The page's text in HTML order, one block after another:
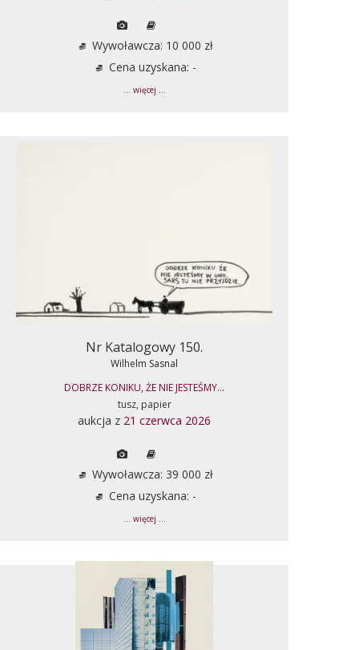
Wywoławcza: 10 000 zł
Cena uzyskana: -
... więcej ...
Nr Katalogowy 150.
Wilhelm Sasnal
DOBRZE KONIKU, ŻE NIE JESTEŚMY...
tusz, papier
aukcja z 21 czerwca 2026
Wywoławcza: 39 000 zł
Cena uzyskana: -
... więcej ...